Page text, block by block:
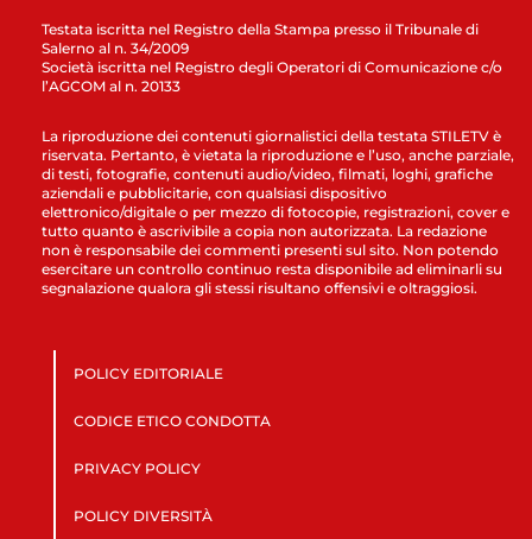
Testata iscritta nel Registro della Stampa presso il Tribunale di
Salerno al n. 34/2009
Società iscritta nel Registro degli Operatori di Comunicazione c/o
l’AGCOM al n. 20133
La riproduzione dei contenuti giornalistici della testata STILETV è
riservata. Pertanto, è vietata la riproduzione e l’uso, anche parziale,
di testi, fotografie, contenuti audio/video, filmati, loghi, grafiche
aziendali e pubblicitarie, con qualsiasi dispositivo
elettronico/digitale o per mezzo di fotocopie, registrazioni, cover e
tutto quanto è ascrivibile a copia non autorizzata. La redazione
non è responsabile dei commenti presenti sul sito. Non potendo
esercitare un controllo continuo resta disponibile ad eliminarli su
segnalazione qualora gli stessi risultano offensivi e oltraggiosi.
POLICY EDITORIALE
CODICE ETICO CONDOTTA
PRIVACY POLICY
POLICY DIVERSITÀ